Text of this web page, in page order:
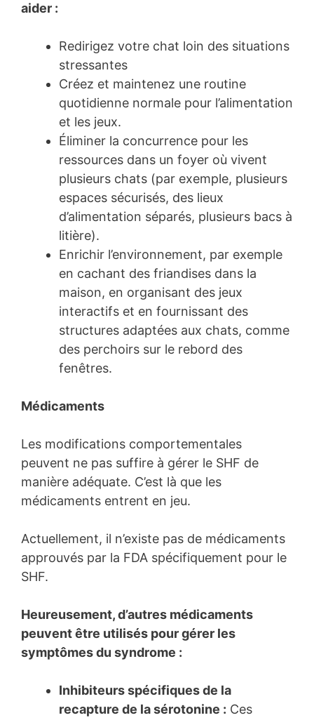
aider :
Redirigez votre chat loin des situations
stressantes
Créez et maintenez une routine
quotidienne normale pour l’alimentation
et les jeux.
Éliminer la concurrence pour les
ressources dans un foyer où vivent
plusieurs chats (par exemple, plusieurs
espaces sécurisés, des lieux
d’alimentation séparés, plusieurs bacs à
litière).
Enrichir l’environnement, par exemple
en cachant des friandises dans la
maison, en organisant des jeux
interactifs et en fournissant des
structures adaptées aux chats, comme
des perchoirs sur le rebord des
fenêtres.
Médicaments
Les modifications comportementales
peuvent ne pas suffire à gérer le SHF de
manière adéquate. C’est là que les
médicaments entrent en jeu.
Actuellement, il n’existe pas de médicaments
approuvés par la FDA spécifiquement pour le
SHF.
Heureusement, d’autres médicaments
peuvent être utilisés pour gérer les
symptômes du syndrome :
Inhibiteurs spécifiques de la
recapture de la sérotonine : Ces